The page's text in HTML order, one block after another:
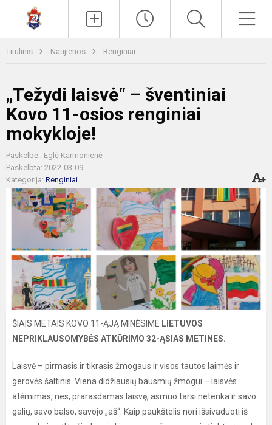
Titulinis Naujienos Renginiai
„Težydi laisvė“ – šventiniai
Kovo 11-osios renginiai
mokykloje!
Paskelbė : Eglė Karmonienė
Paskelbta: 2022-03-09
Kategorija: Renginiai
ŠIAIS METAIS KOVO 11-ĄJĄ MINĖSIME LIETUVOS
NEPRIKLAUSOMYBĖS ATKŪRIMO 32-ĄSIAS METINES.
Laisvė – pirmasis ir tikrasis žmogaus ir visos tautos laimės ir
gerovės šaltinis. Viena didžiausių bausmių žmogui – laisvės
atėmimas, nes, prarasdamas laisvę, asmuo tarsi netenka ir savo
galių, savo balso, savojo „aš“. Kaip paukštelis nori išsivaduoti iš